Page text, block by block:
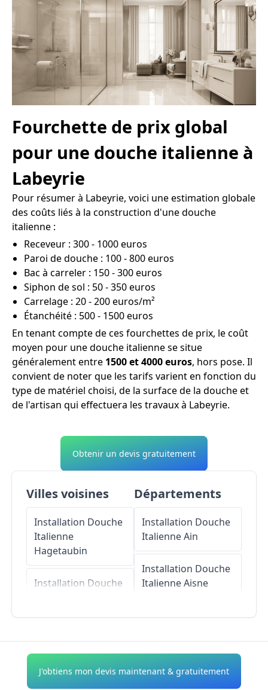
Fourchette de prix global
pour une douche italienne à
Labeyrie
Pour résumer à Labeyrie, voici une estimation globale
des coûts liés à la construction d'une douche
italienne :
Receveur : 300 - 1000 euros
Paroi de douche : 100 - 800 euros
Bac à carreler : 150 - 300 euros
Siphon de sol : 50 - 350 euros
Carrelage : 20 - 200 euros/m²
Étanchéité : 500 - 1500 euros
En tenant compte de ces fourchettes de prix, le coût
moyen pour une douche italienne se situe
généralement entre 1500 et 4000 euros, hors pose. Il
convient de noter que les tarifs varient en fonction du
type de matériel choisi, de la surface de la douche et
de l'artisan qui effectuera les travaux à Labeyrie.
Obtenir un devis gratuitement
Villes voisines
Installation Douche
Italienne
Hagetaubin
Installation Douche
ItalienneLacadée
Installation Douche
Départements
Installation Douche
ItalienneAin
Installation Douche
ItalienneAisne
Installation Douche
Italienne Alpes-de-
J'obtiens mon devis maintenant & gratuitement